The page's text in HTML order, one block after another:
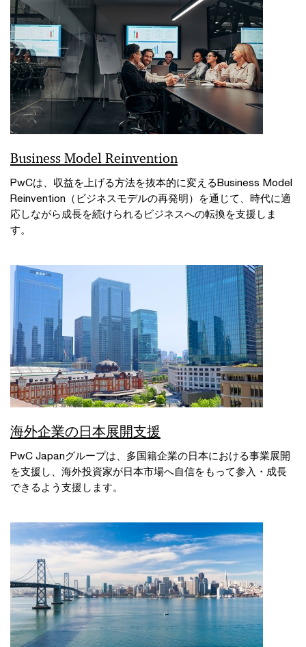
Business Model Reinvention
PwCは、収益を上げる方法を抜本的に変えるBusiness Model
Reinvention（ビジネスモデルの再発明）を通じて、時代に適
応しながら成長を続けられるビジネスへの転換を支援しま
す。
海外企業の日本展開支援
PwC Japanグループは、多国籍企業の日本における事業展開
を支援し、海外投資家が日本市場へ自信をもって参入・成長
できるよう支援します。